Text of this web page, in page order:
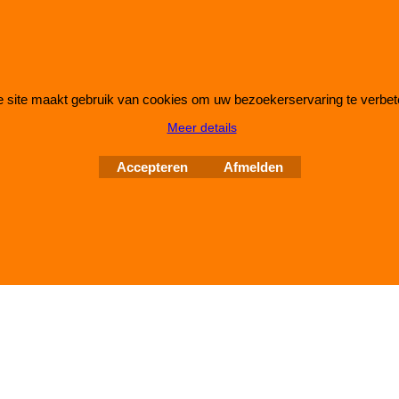
software.
site maakt gebruik van cookies om uw bezoekerservaring te
Meer details
Accepteren Afmelden